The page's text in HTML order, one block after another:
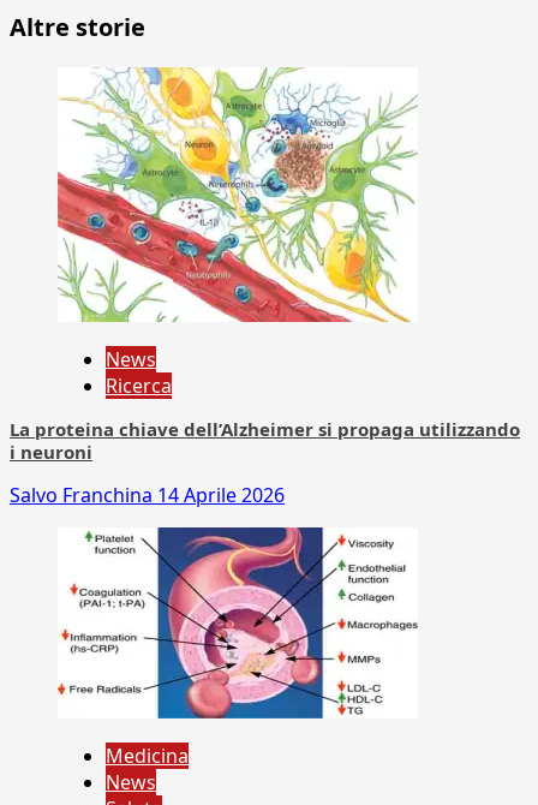
Altre storie
News
Ricerca
La proteina chiave dell’Alzheimer si propaga utilizzando
i neuroni
Salvo Franchina 14 Aprile 2026
Medicina
News